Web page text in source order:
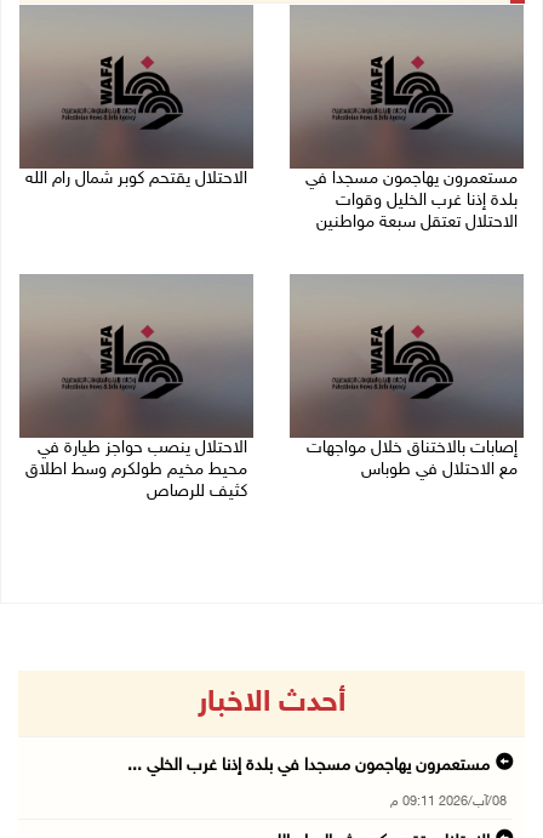
مستعمرون يهاجمون مسجدا في
بلدة إذنا غرب الخليل وقوات
الاحتلال تعتقل سبعة مواطنين
الاحتلال يقتحم كوبر شمال رام الله
إصابات بالاختناق خلال مواجهات
مع الاحتلال في طوباس
الاحتلال ينصب حواجز طيارة في
محيط مخيم طولكرم وسط اطلاق
كثيف للرصاص
أحدث الاخبار
مستعمرون يهاجمون مسجدا في بلدة إذنا غرب الخلي ...
08/آب/2026 09:11 م